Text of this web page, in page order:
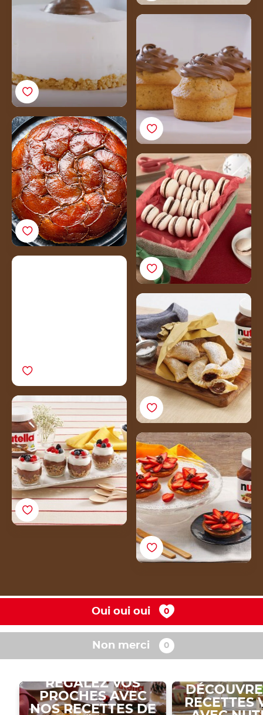
Recette
Tarte tatin au Nutella ®
Macarons de Noël au
Nutella®
Nutella®
Verrines de yaourt et
muesli au
Nutella®Recette
Tartelettes aux fraises et
Nutella®
Oui oui oui
Non merci
RÉGALEZ VOS
PROCHES AVEC
NOS RECETTES DE
RECETTES